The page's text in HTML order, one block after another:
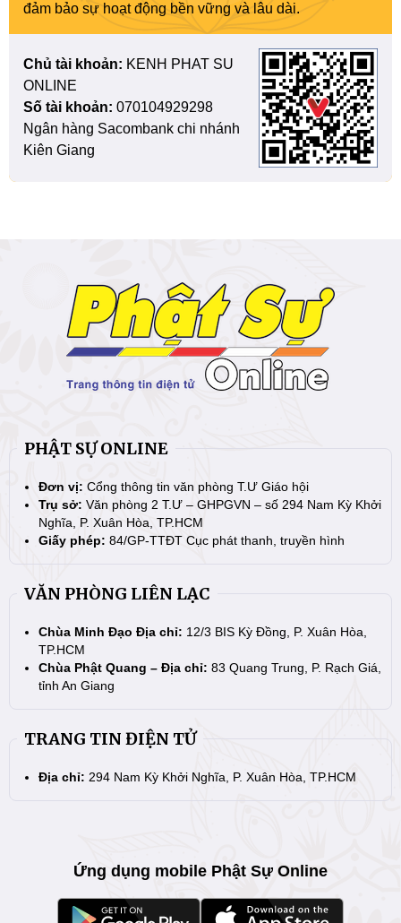
đảm bảo sự hoạt động bền vững và lâu dài.
Chủ tài khoản: KENH PHAT SU
ONLINE
Số tài khoản: 070104929298
Ngân hàng Sacombank chi nhánh
Kiên Giang
PHẬT SỰ ONLINE
Đơn vị: Cổng thông tin văn phòng T.Ư Giáo hội
Trụ sở: Văn phòng 2 T.Ư – GHPGVN – số 294 Nam Kỳ Khởi
Nghĩa, P. Xuân Hòa, TP.HCM
Giấy phép: 84/GP-TTĐT Cục phát thanh, truyền hình
VĂN PHÒNG LIÊN LẠC
Chùa Minh Đạo Địa chỉ: 12/3 BIS Kỳ Đồng, P. Xuân Hòa,
TP.HCM
Chùa Phật Quang – Địa chỉ: 83 Quang Trung, P. Rạch Giá,
tỉnh An Giang
TRANG TIN ĐIỆN TỬ
Địa chỉ: 294 Nam Kỳ Khởi Nghĩa, P. Xuân Hòa, TP.HCM
Ứng dụng mobile Phật Sự Online